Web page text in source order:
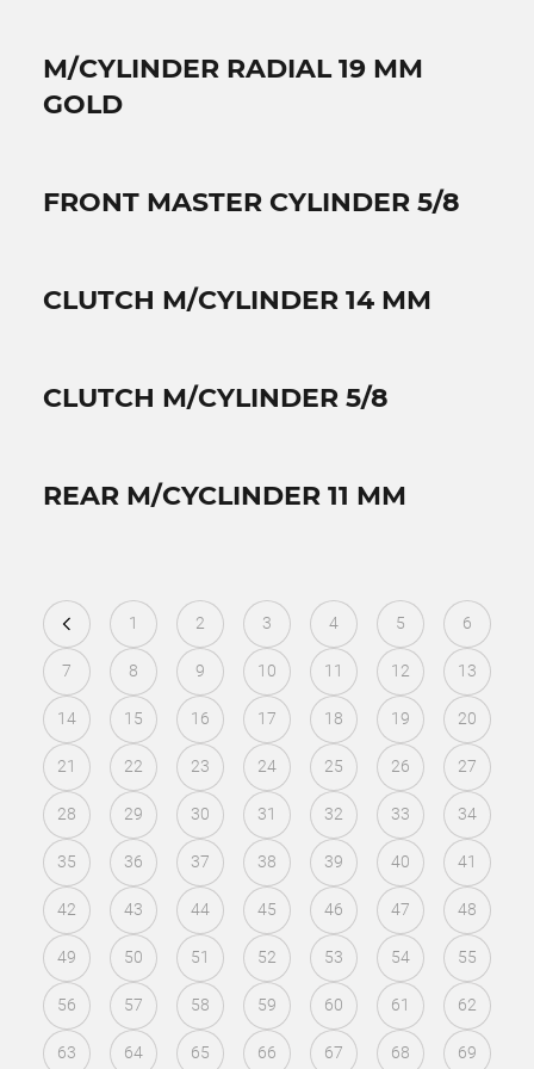
M/CYLINDER RADIAL 19 MM
GOLD
FRONT MASTER CYLINDER 5/8
CLUTCH M/CYLINDER 14 MM
CLUTCH M/CYLINDER 5/8
REAR M/CYCLINDER 11 MM
1 2 3 4 5 6
7 8 9 10 11 12 13
14 15 16 17 18 19 20
21 22 23 24 25 26 27
28 29 30 31 32 33 34
35 36 37 38 39 40 41
42 43 44 45 46 47 48
49 50 51 52 53 54 55
56 57 58 59 60 61 62
63 64 65 66 67 68 69